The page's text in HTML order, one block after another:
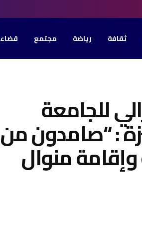
ثقافة رياضة مجتمع قضاء
للجامعة
: “صامدون من
وإقامة منوال